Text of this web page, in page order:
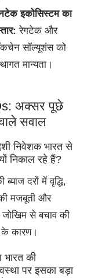
इकोसिस्टम का
रेगटेक और
सॉल्यूशंस को
मान्यता।
अक्सर पूछे
सवाल
निवेशक भारत से
निकाल रहे हैं?
ब्याज दरों में वृद्धि,
मजबूती और
जोखिम से बचाव की
के कारण।
भारत की
पर इसका बड़ा